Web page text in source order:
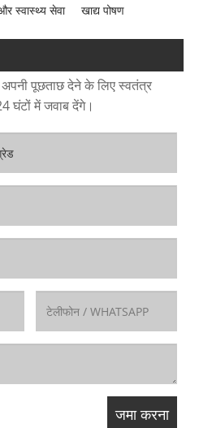
और स्वास्थ्य सेवा
खाद्य पोषण
अपनी पूछताछ देने के लिए स्वतंत्र
में जवाब देंगे।